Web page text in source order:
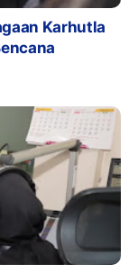
Karhutla